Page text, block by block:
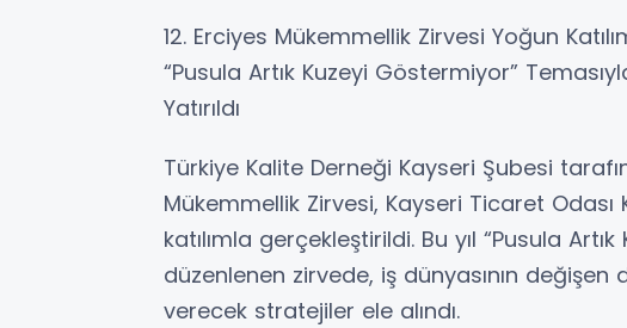
12. Erciyes Mükemmellik Zirvesi Yoğun
“Pusula Artık Kuzeyi Göstermiyor”
Yatırıldı
Türkiye Kalite Derneği Kayseri Şubesi
Mükemmellik Zirvesi, Kayseri Ticaret
katılımla gerçekleştirildi. Bu yıl “Pusula
düzenlenen zirvede, iş dünyasının
verecek stratejiler ele alındı.